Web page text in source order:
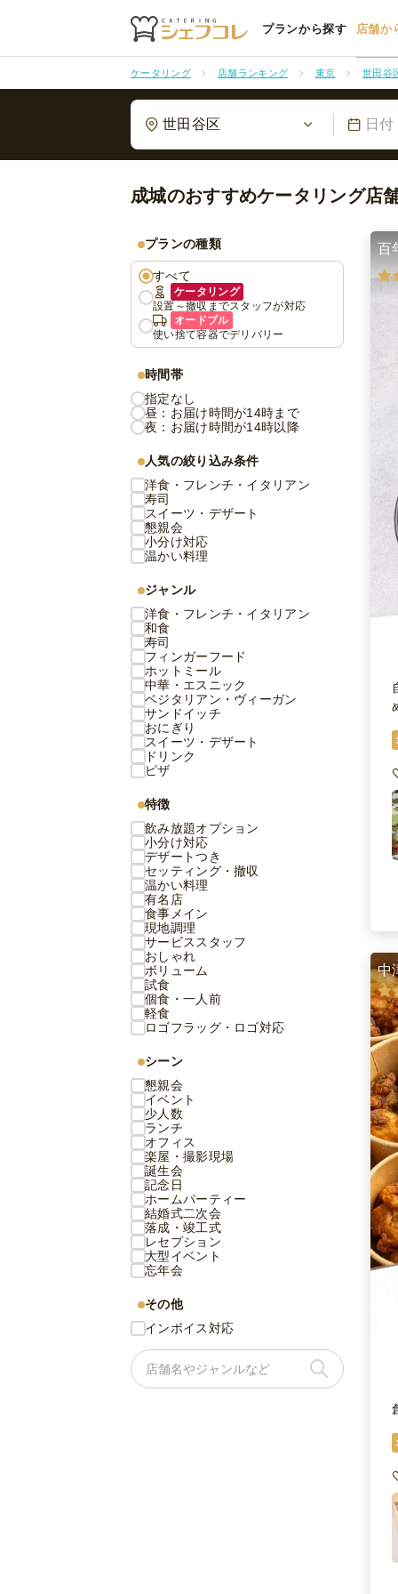
プランから探す 店舗か
ケータリング 店舗ランキング 東京 世田谷
世田谷区 日付
成城のおすすめケータリング店
百
中
プランの種類
すべて
ケータリング
設置～撤収までスタッフが対応
オードブル
使い捨て容器でデリバリー
時間帯
指定なし
昼：お届け時間が14時まで
夜：お届け時間が14時以降
人気の絞り込み条件
洋食・フレンチ・イタリアン
寿司
スイーツ・デザート
懇親会
小分け対応
温かい料理
ジャンル
洋食・フレンチ・イタリアン
和食
寿司
フィンガーフード
ホットミール
中華・エスニック
ベジタリアン・ヴィーガン
サンドイッチ
おにぎり
スイーツ・デザート
ドリンク
ピザ
特徴
飲み放題オプション
小分け対応
デザートつき
セッティング・撤収
温かい料理
有名店
食事メイン
現地調理
サービススタッフ
おしゃれ
ボリューム
試食
個食・一人前
軽食
ロゴフラッグ・ロゴ対応
シーン
懇親会
イベント
少人数
ランチ
オフィス
楽屋・撮影現場
誕生会
記念日
ホームパーティー
結婚式二次会
落成・竣工式
レセプション
大型イベント
忘年会
その他
インボイス対応